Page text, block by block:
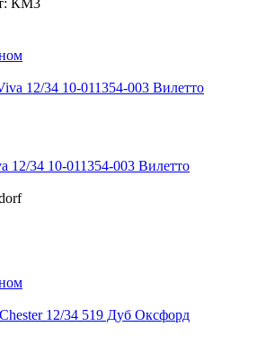
12/34 10-011354-003 Вилетто